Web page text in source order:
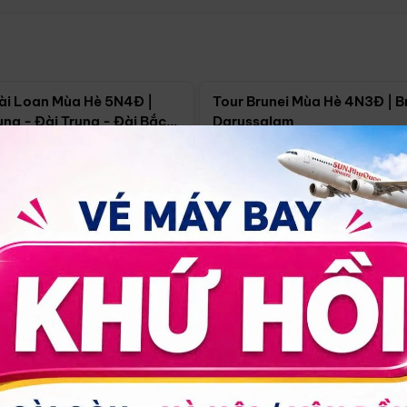
Loan Mùa Hè 5N4Đ |
- Đài Trung - Đài Bắc
18/09
Tour Brunei Mùa Hè 4N3Đ |
Darussalam
Hồ Chí Minh 4N3Đ
30/08 17/09 24/09
14.499.000đ Xem chi